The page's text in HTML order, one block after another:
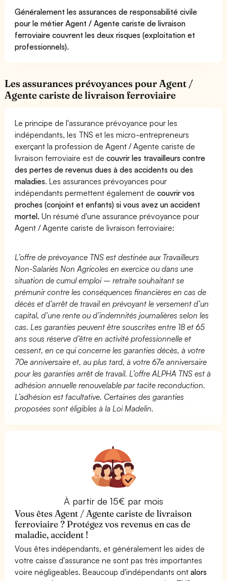
Généralement les assurances de responsabilité civile
pour le métier Agent / Agente cariste de livraison
ferroviaire couvrent les deux risques (exploitation et
professionnels).
Les assurances prévoyances pour Agent /
Agente cariste de livraison ferroviaire
Le principe de l'assurance prévoyance pour les
indépendants, les TNS et les micro-entrepreneurs
exerçant la profession de Agent / Agente cariste de
livraison ferroviaire est decouvrir les travailleurs contre
des pertes de revenus dues à des accidents ou des
maladies. Les assurances prévoyances pour
indépendants permettent également decouvrir vos
proches (conjoint et enfants) si vous avez un accident
mortel. Un résumé d'une assurance prévoyance pour
Agent / Agente cariste de livraison ferroviaire:
L’offre de prévoyance TNS est destinée aux Travailleurs
Non-Salariés Non Agricoles en exercice ou dans une
situation de cumul emploi – retraite souhaitant se
prémunir contre les conséquences financières en cas de
décès et d’arrêt de travail en prévoyant le versement d’un
capital, d’une rente ou d’indemnités journalières selon les
cas. Les garanties peuvent être souscrites entre 18 et 65
ans sous réserve d’être en activité professionnelle et
cessent, en ce qui concerne les garanties décès, à votre
70e anniversaire et, au plus tard, à votre 67e anniversaire
pour les garanties arrêt de travail. L’offre ALPHA TNS est à
adhésion annuelle renouvelable par tacite reconduction.
L’adhésion est facultative. Certaines des garanties
proposées sont éligibles à la Loi Madelin.
À partir de 15€ par mois
Vous êtes Agent / Agente cariste de livraison
ferroviaire ? Protégez vos revenus en cas de
maladie, accident !
Vous êtes indépendants, et généralement les aides de
votre caisse d'assurance ne sont pas très importantes
voire négligeables. Beaucoup d'indépendants ontalors